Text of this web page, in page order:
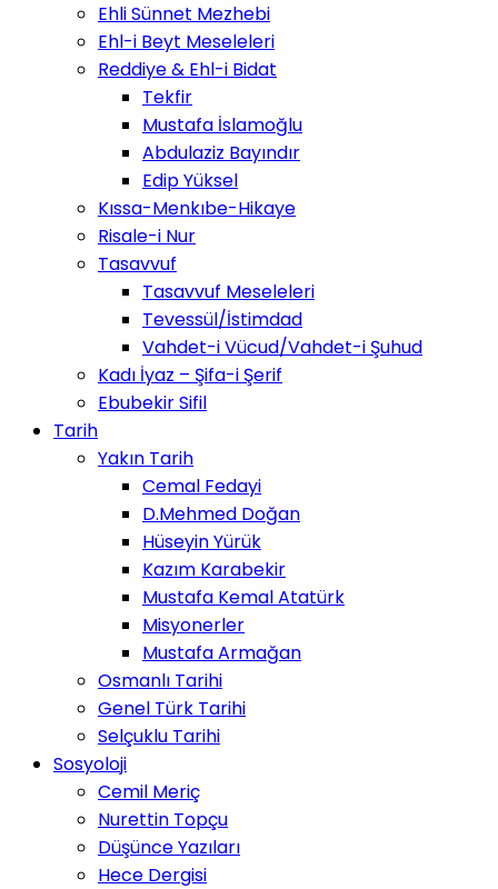
Ehli Sünnet Mezhebi
Ehl-i Beyt Meseleleri
Reddiye & Ehl-i Bidat
Tekfir
Mustafa İslamoğlu
Abdulaziz Bayındır
Edip Yüksel
Kıssa-Menkıbe-Hikaye
Risale-i Nur
Tasavvuf
Tasavvuf Meseleleri
Tevessül/İstimdad
Vahdet-i Vücud/Vahdet-i Şuhud
Kadı İyaz – Şifa-i Şerif
Ebubekir Sifil
Tarih
Yakın Tarih
Cemal Fedayi
D.Mehmed Doğan
Hüseyin Yürük
Kazım Karabekir
Mustafa Kemal Atatürk
Misyonerler
Mustafa Armağan
Osmanlı Tarihi
Genel Türk Tarihi
Selçuklu Tarihi
Sosyoloji
Cemil Meriç
Nurettin Topçu
Düşünce Yazıları
Hece Dergisi